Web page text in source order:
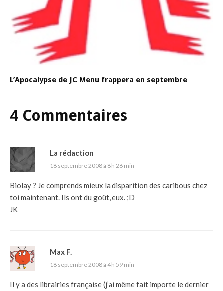
L’Apocalypse de JC Menu frappera en septembre
4 Commentaires
La rédaction
18 septembre 2008 à 8 h 26 min
Biolay ? Je comprends mieux la disparition des caribous chez
toi maintenant. Ils ont du goût, eux. ;D
JK
Max F.
18 septembre 2008 à 4 h 59 min
Il y a des librairies française (j’ai même fait importe le dernier